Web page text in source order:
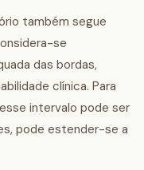
também segue
se
das bordas,
clínica. Para
intervalo pode ser
pode estender-se a